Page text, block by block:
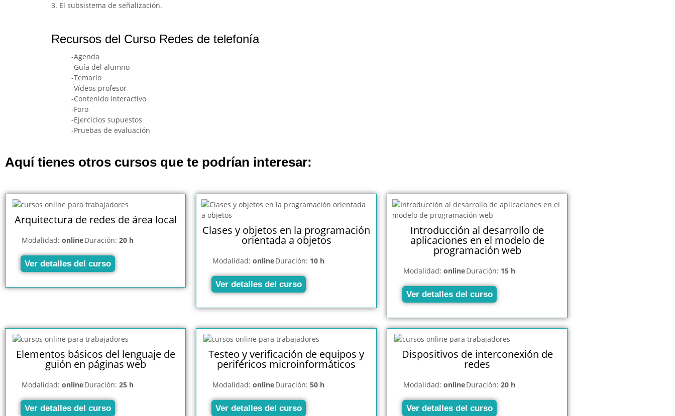
3. El subsistema de señalización.
Recursos del Curso Redes de telefonía
-Agenda
-Guía del alumno
-Temario
-Vídeos profesor
-Contenido interactivo
-Foro
-Ejercicios supuestos
-Pruebas de evaluación
Aquí tienes otros cursos que te podrían interesar:
Arquitectura de redes de área local
Modalidad: onlineDuración: 20 h
Ver detalles del curso
Clases y objetos en la programación
orientada a objetos
Modalidad: onlineDuración: 10 h
Ver detalles del curso
Introducción al desarrollo de
aplicaciones en el modelo de
programación web
Modalidad: onlineDuración: 15 h
Ver detalles del curso
Elementos básicos del lenguaje de
guión en páginas web
Modalidad: onlineDuración: 25 h
Ver detalles del curso
Testeo y verificación de equipos y
periféricos microinformáticos
Modalidad: onlineDuración: 50 h
Ver detalles del curso
Dispositivos de interconexión de
redes
Modalidad: onlineDuración: 20 h
Ver detalles del curso